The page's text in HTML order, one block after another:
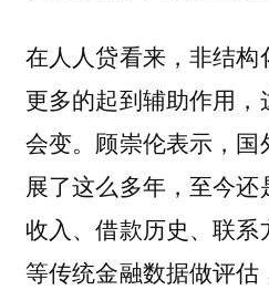
在人人贷看来，非结
更多的起到辅助作用
会变。顾崇伦表示，
展了这么多年，至今
收入、借款历史、联
等传统金融数据做评